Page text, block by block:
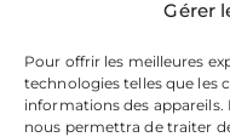
Gérer
Pour offrir les meilleures
technologies telles que les
informations des
nous permettra de traiter